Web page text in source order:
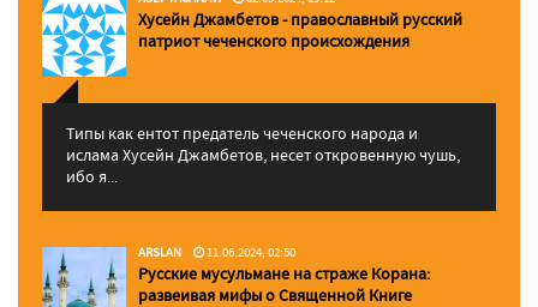
Хусейн Джамбетов - православный русский
патриот чеченского происхождения
Типы как ентот предатель чеченского народа и
ислама Хусейн Джамбетов, несет откровенную чушь,
ибо я...
ARSLAN 11.06.2024, 02:50
Русские мусульмане на страже Корана:
pазвеивая мифы о Священной Книге